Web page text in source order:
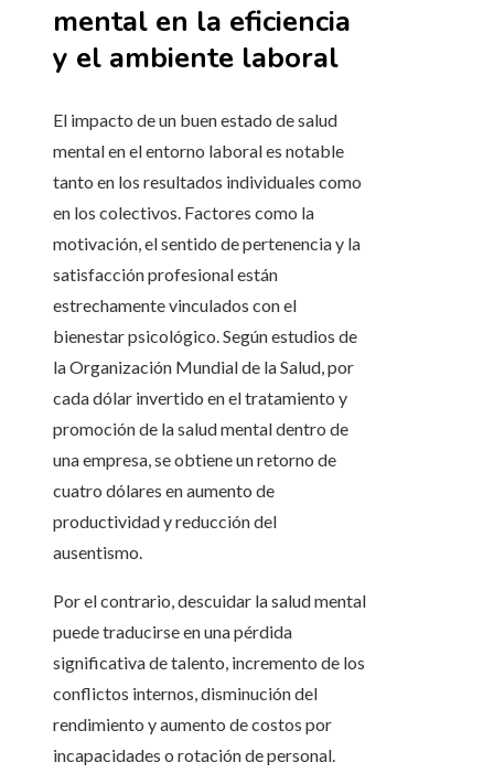
mental en la eficiencia
y el ambiente laboral
El impacto de un buen estado de salud
mental en el entorno laboral es notable
tanto en los resultados individuales como
en los colectivos. Factores como la
motivación, el sentido de pertenencia y la
satisfacción profesional están
estrechamente vinculados con el
bienestar psicológico. Según estudios de
la Organización Mundial de la Salud, por
cada dólar invertido en el tratamiento y
promoción de la salud mental dentro de
una empresa, se obtiene un retorno de
cuatro dólares en aumento de
productividad y reducción del
ausentismo.
Por el contrario, descuidar la salud mental
puede traducirse en una pérdida
significativa de talento, incremento de los
conflictos internos, disminución del
rendimiento y aumento de costos por
incapacidades o rotación de personal.